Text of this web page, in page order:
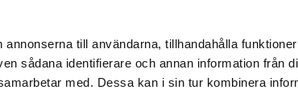
till användarna, tillhandahålla
sådana identifierare och annan information från
med. Dessa kan i sin tur kombinera